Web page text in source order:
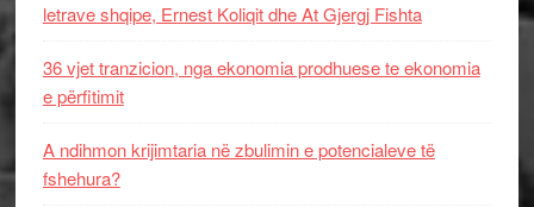
letrave shqipe, Ernest Koliqit dhe At Gjergj Fishta
36 vjet tranzicion, nga ekonomia prodhuese te ekonomia
e përfitimit
A ndihmon krijimtaria në zbulimin e potencialeve të
fshehura?